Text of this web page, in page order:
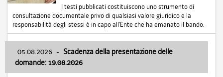
I testi pubblicati costituiscono uno strumento di
consultazione documentale privo di qualsiasi valore giuridico e la
responsabilità degli stessi è in capo all'Ente che ha emanato il bando.
05.08.2026 - Scadenza della presentazione delle
domande: 19.08.2026